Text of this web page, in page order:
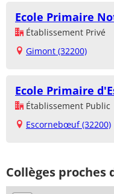
Ecole Primaire
Établissement Privé
Gimont (32200)
Ecole Primaire
Établissement Public
Escornebœuf (32200)
Collèges proches